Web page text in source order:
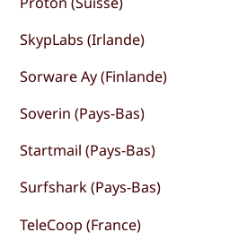
SkypLabs (Irlande)
Sorware Ay (Finlande)
Soverin (Pays-Bas)
Startmail (Pays-Bas)
Surfshark (Pays-Bas)
TeleCoop (France)